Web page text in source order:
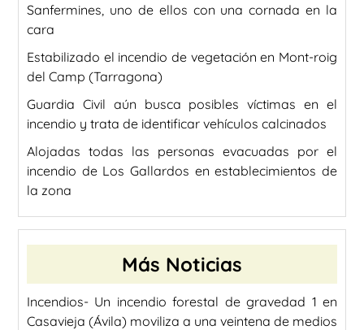
Sanfermines, uno de ellos con una cornada en la
cara
Estabilizado el incendio de vegetación en Mont-roig
del Camp (Tarragona)
Guardia Civil aún busca posibles víctimas en el
incendio y trata de identificar vehículos calcinados
Alojadas todas las personas evacuadas por el
incendio de Los Gallardos en establecimientos de
la zona
Más Noticias
Incendios- Un incendio forestal de gravedad 1 en
Casavieja (Ávila) moviliza a una veintena de medios